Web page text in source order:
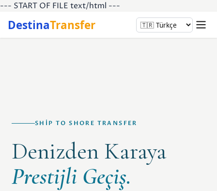
--- START OF FILE text/html ---
DestinaTransfer
SHIP TO SHORE TRANSFER
Denizden Karaya
Prestijli Geçiş.